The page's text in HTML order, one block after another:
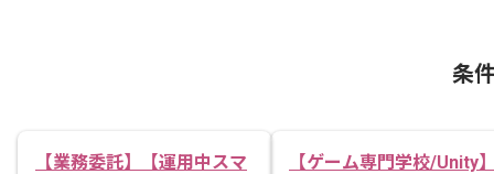
条
【業務委託】【運用中スマ
【ゲーム専門学校/Unity